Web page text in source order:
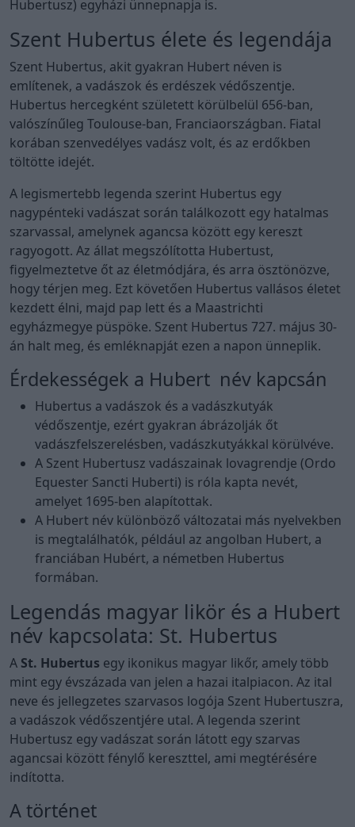
Hubertusz) egyházi ünnepnapja is.
Szent Hubertus élete és legendája
Szent Hubertus, akit gyakran Hubert néven is
említenek, a vadászok és erdészek védőszentje.
Hubertus hercegként született körülbelül 656-ban,
valószínűleg Toulouse-ban, Franciaországban. Fiatal
korában szenvedélyes vadász volt, és az erdőkben
töltötte idejét.
A legismertebb legenda szerint Hubertus egy
nagypénteki vadászat során találkozott egy hatalmas
szarvassal, amelynek agancsa között egy kereszt
ragyogott. Az állat megszólította Hubertust,
figyelmeztetve őt az életmódjára, és arra ösztönözve,
hogy térjen meg. Ezt követően Hubertus vallásos életet
kezdett élni, majd pap lett és a Maastrichti
egyházmegye püspöke. Szent Hubertus 727. május 30-
án halt meg, és emléknapját ezen a napon ünneplik.
Érdekességek a Hubert név kapcsán
Hubertus a vadászok és a vadászkutyák
védőszentje, ezért gyakran ábrázolják őt
vadászfelszerelésben, vadászkutyákkal körülvéve.
A Szent Hubertusz vadászainak lovagrendje (Ordo
Equester Sancti Huberti) is róla kapta nevét,
amelyet 1695-ben alapítottak.
A Hubert név különböző változatai más nyelvekben
is megtalálhatók, például az angolban Hubert, a
franciában Hubért, a németben Hubertus
formában.
Legendás magyar likör és a Hubert
név kapcsolata: St. Hubertus
A St. Hubertus egy ikonikus magyar likőr, amely több
mint egy évszázada van jelen a hazai italpiacon. Az ital
neve és jellegzetes szarvasos logója Szent Hubertuszra,
a vadászok védőszentjére utal. A legenda szerint
Hubertusz egy vadászat során látott egy szarvas
agancsai között fénylő kereszttel, ami megtérésére
indította.
A történet